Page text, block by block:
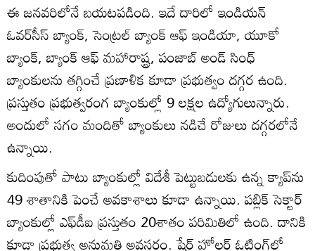
ఈ జనవరిలోనే బయటపడింది. ఇదే దారిలో ఇండియన్
ఓవర్‌సీస్ బ్యాంక్, సెంట్రల్ బ్యాంక్ ఆఫ్ ఇండియా, యూకో
బ్యాంక్, బ్యాంక్ ఆఫ్ మహారాష్ట్ర, పంజాబ్ అండ్ సింధ్‌
బ్యాంకులను తగ్గించే ప్రణాళిక కూడా ప్రభుత్వం దగ్గర ఉంది.
ప్రస్తుతం ప్రభుత్వరంగ బ్యాంకుల్లో 9 లక్షల ఉద్యోగులున్నారు.
అందులో సగం మందితో బ్యాంకులు నడిచే రోజులు దగ్గరలోనే
ఉన్నాయి.
కుదింపుతో పాటు బ్యాంకుల్లో విదేశీ పెట్టుబడులకు ఉన్న క్యాప్‌ను
49 శాతానికి పెంచే అవకాశాలు కూడా ఉన్నాయి. పబ్లిక్ సెక్టార్
బ్యాంకుల్లో ఎఫ్‌డీఐ ప్రస్తుతం 20శాతం పరిమితిలో ఉంది. దానికి
కూడా ప్రభుత్వ అనుమతి అవసరం. షేర్ హోల్డర్ ఓటింగ్‌లో